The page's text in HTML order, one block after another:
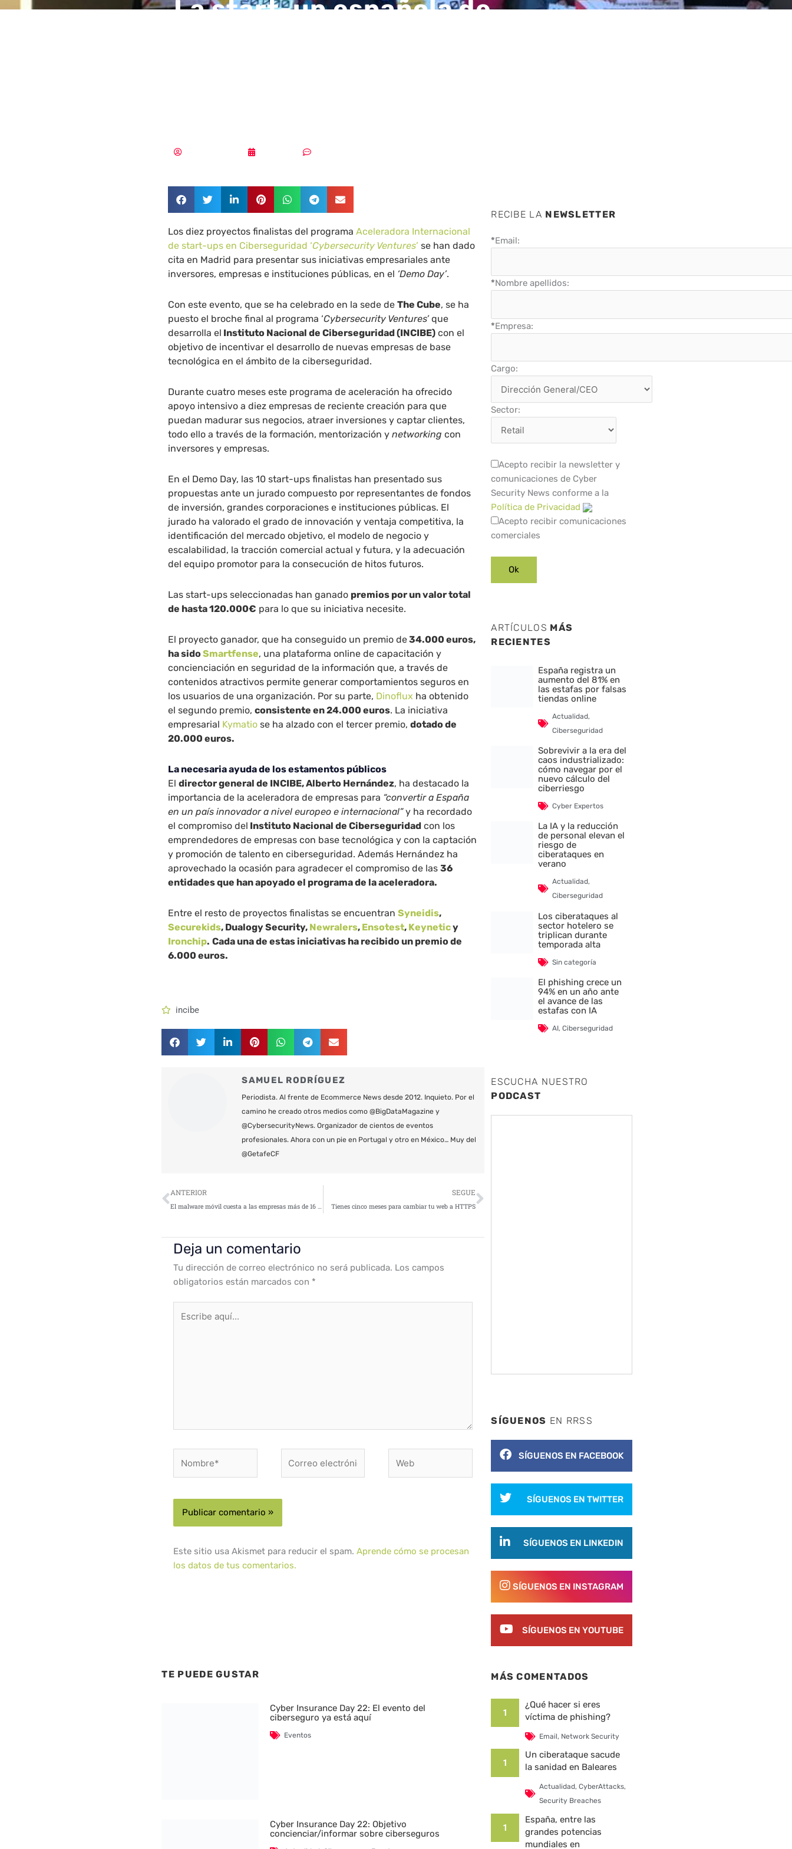
La start-up española de
Los diez proyectos finalistas del programaAceleradora Internacional
de start-ups en Ciberseguridad ‘Cybersecurity Ventures’ se han dado
cita en Madrid para presentar sus iniciativas empresariales ante
inversores, empresas e instituciones públicas, en el ‘Demo Day’.
Con este evento, que se ha celebrado en la sede deThe Cube, se ha
puesto el broche final al programa ‘Cybersecurity Ventures’que
desarrolla el Instituto Nacional de Ciberseguridad (INCIBE) con el
objetivo de incentivar el desarrollo de nuevas empresas de base
tecnológica en el ámbito de la ciberseguridad.
Durante cuatro meses este programa de aceleración ha ofrecido
apoyo intensivo a diez empresas de reciente creación para que
puedan madurar sus negocios, atraer inversiones y captar clientes,
todo ello a través de la formación, mentorización ynetworking con
inversores y empresas.
En el Demo Day, las 10 start-ups finalistas han presentado sus
propuestas ante un jurado compuesto por representantes de fondos
de inversión, grandes corporaciones e instituciones públicas. El
jurado ha valorado el grado de innovación y ventaja competitiva, la
identificación del mercado objetivo, el modelo de negocio y
escalabilidad, la tracción comercial actual y futura, y la adecuación
del equipo promotor para la consecución de hitos futuros.
Las start-ups seleccionadas han ganado premios por un valor total
de hasta 120.000€ para lo que su iniciativa necesite.
El proyecto ganador, que ha conseguido un premio de34.000 euros,
ha sidoSmartfense, una plataforma online de capacitación y
concienciación en seguridad de la información que, a través de
contenidos atractivos permite generar comportamientos seguros en
los usuarios de una organización. Por su parte, Dinoflux ha obtenido
el segundo premio,consistente en 24.000 euros. La iniciativa
empresarial Kymatio se ha alzado con el tercer premio,dotado de
20.000 euros.
La necesaria ayuda de los estamentos públicos
Eldirector general de INCIBE, Alberto Hernández, ha destacado la
importancia de la aceleradora de empresas para “convertir a España
en un país innovador a nivel europeo e internacional”y ha recordado
el compromiso del Instituto Nacional de Ciberseguridad con los
emprendedores de empresas con base tecnológica y con la captación
y promoción de talento en ciberseguridad. Además Hernández ha
aprovechado la ocasión para agradecer el compromiso de las36
entidades que han apoyado el programa de la aceleradora.
Entre el resto de proyectos finalistas se encuentranSyneidis,
Securekids, Dualogy Security, Newralers, Ensotest, Keyneticy
Ironchip. Cada una de estas iniciativas ha recibido un premio de
6.000 euros.
incibe
SAMUEL RODRÍGUEZ
Periodista. Al frente de Ecommerce News desde 2012. Inquieto. Por el
camino he creado otros medios como @BigDataMagazine y
@CybersecurityNews. Organizador de cientos de eventos
profesionales. Ahora con un pie en Portugal y otro en México… Muy del
@GetafeCF
Ant
ANTERIOR
El malware móvil cuesta a las empresas más de 16 millones de dólares al año
SEGUE
Tienes cinco meses para cambiar tu web a HTTPS
Siguiente
Deja un comentario
Tu dirección de correo electrónico no será publicada. Los campos
obligatorios están marcados con *
aquí...
electrónico*
Este sitio usa Akismet para reducir el spam.Aprende cómo se procesan
los datos de tus comentarios.
TE PUEDE GUSTAR
Cyber Insurance Day 22: El evento del
ciberseguro ya está aquí
Eventos
Cyber Insurance Day 22: Objetivo
concienciar/informar sobre ciberseguros
RECIBE LA NEWSLETTER
*Email:
*Nombre apellidos:
*Empresa:
Cargo:
Sector:
Acepto recibir la newsletter y
comunicaciones de Cyber
Security News conforme a la
Política de Privacidad
Acepto recibir comunicaciones
comerciales
ARTÍCULOS MÁS
RECIENTES
España registra un
aumento del 81% en
las estafas por falsas
tiendas online
Actualidad,
Ciberseguridad
Sobrevivir a la era del
caos industrializado:
cómo navegar por el
nuevo cálculo del
ciberriesgo
Cyber Expertos
La IA y la reducción
de personal elevan el
riesgo de
ciberataques en
verano
Actualidad,
Ciberseguridad
Los ciberataques al
sector hotelero se
triplican durante
temporada alta
Sin categoría
El phishing crece un
94% en un año ante
el avance de las
estafas con IA
AI,Ciberseguridad
ESCUCHA NUESTRO
PODCAST
SÍGUENOS EN RRSS
SÍGUENOS EN FACEBOOK
SÍGUENOS EN TWITTER
SÍGUENOS EN LINKEDIN
SÍGUENOS EN INSTAGRAM
SÍGUENOS EN YOUTUBE
MÁS COMENTADOS
1
¿Qué hacer si eres
víctima de phishing?
Email, Network Security
1
Un ciberataque sacude
la sanidad en Baleares
Actualidad, CyberAttacks,
Security Breaches
1
España, entre las
grandes potencias
mundiales en